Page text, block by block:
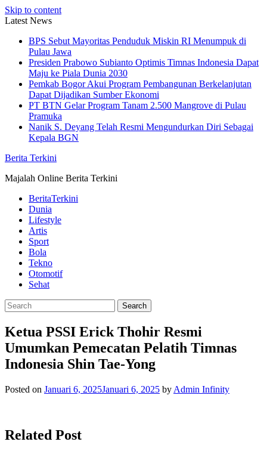
Skip to content
Latest News
BPS Sebut Mayoritas Penduduk Miskin RI Menumpuk di
Pulau Jawa
Presiden Prabowo Subianto Optimis Timnas Indonesia Dapat
Maju ke Piala Dunia 2030
Pemkab Bogor Akui Program Pembangunan Berkelanjutan
Dapat Dijadikan Sumber Ekonomi
PT BTN Gelar Program Tanam 2.500 Mangrove di Pulau
Pramuka
Nanik S. Deyang Telah Resmi Mengundurkan Diri Sebagai
Kepala BGN
Berita Terkini
Majalah Online Berita Terkini
BeritaTerkini
Dunia
Lifestyle
Artis
Sport
Bola
Tekno
Otomotif
Sehat
Ketua PSSI Erick Thohir Resmi
Umumkan Pemecatan Pelatih Timnas
Indonesia Shin Tae-Yong
Posted on Januari 6, 2025Januari 6, 2025 by Admin Infinity
Related Post